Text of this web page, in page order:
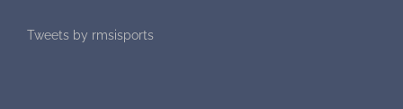
Tweets by rmsisports